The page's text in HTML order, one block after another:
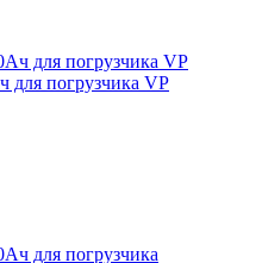
для погрузчика VP